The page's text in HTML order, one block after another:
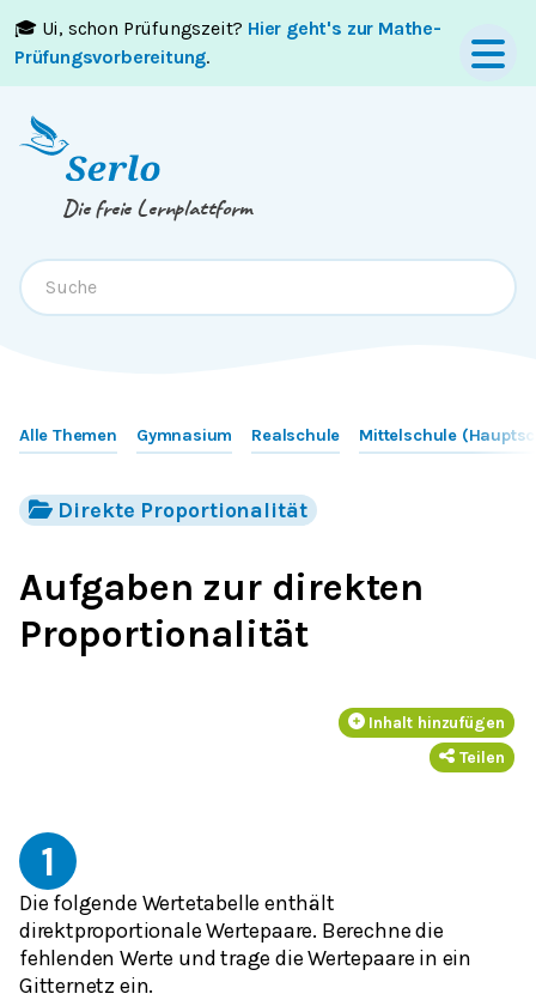
🎓 Ui, schon Prüfungszeit? Hier geht's zur Mathe-
Prüfungsvorbereitung.
Springe zumInhaltoderFooter
Die freie Lernplattform
Alle Themen Gymnasium Realschule Mittelschule
Direkte Proportionalität
Aufgaben zur direkten
Proportionalität
Inhalt hinzufügen
Teilen
1
Die folgende Wertetabelle enthält
direktproportionale Wertepaare. Berechne die
fehlenden Werte und trage die Wertepaare in ein
Gitternetz ein.